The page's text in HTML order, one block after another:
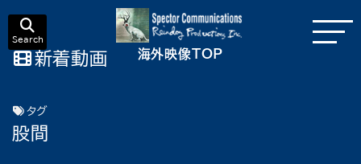
Search
海外映像TOP
新着動画
タグ
股間